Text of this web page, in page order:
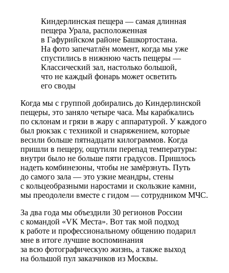
Киндерлинская пещера — самая длинная
пещера Урала, расположенная
в Гафурийском районе Башкортостана.
На фото запечатлён момент, когда мы уже
спустились в нижнюю часть пещеры —
Классический зал, настолько большой,
что не каждый фонарь может осветить
его своды
Когда мы с группой добирались до Киндерлинской
пещеры, это заняло четыре часа. Мы карабкались
по склонам и грязи в жару с аппаратурой. У каждого
был рюкзак с техникой и снаряжением, которые
весили больше пятнадцати килограммов. Когда
пришли в пещеру, ощутили перепад температуры:
внутри было не больше пяти градусов. Пришлось
надеть комбинезоны, чтобы не замёрзнуть. Путь
до самого зала — это узкие меандры, стены
с кольцеобразными наростами и скользкие камни,
мы преодолели вместе с гидом — сотрудником МЧС.
За два года мы объездили 30 регионов России
с командой «VK Места». Вот так мой подход
к работе и профессиональному общению подарил
мне в итоге лучшие воспоминания
за всю фотографическую жизнь, а также выход
на большой пул заказчиков из Москвы.